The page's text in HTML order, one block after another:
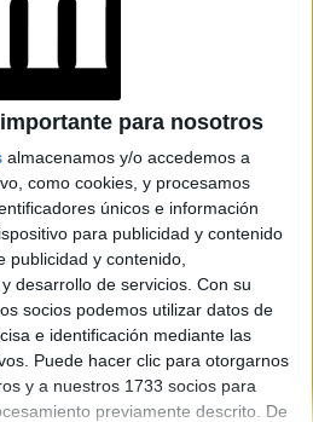
para nosotros
almacenamos y/o accedemos a
como cookies, y procesamos
únicos e información
para publicidad y contenido
publicidad y contenido,
desarrollo de servicios. Con su
socios podemos utilizar datos de
e identificación mediante las
Puede hacer clic para otorgarnos
y a nuestros 1733 socios para
previamente descrito. De
Noticias
Parabrisas
Lunateen Break BATimes
Todos los derechos reservados
Intelectual: Nro. 5346433